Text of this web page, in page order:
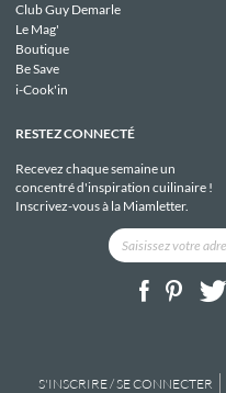
Club Guy Demarle
Le Mag'
Boutique
Be Save
i-Cook'in
RESTEZ CONNECTÉ
Recevez chaque semaine un
concentré d'inspiration cuilinaire !
Inscrivez-vous à la Miamletter.
S'INSCRIRE / SE CONNECTER